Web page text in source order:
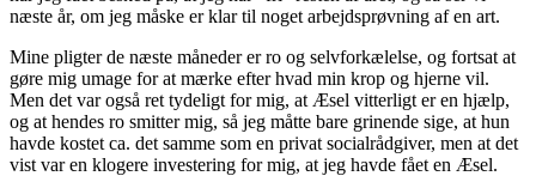
næste år, om jeg måske er klar til noget arbejdsprøvning af en art.
Mine pligter de næste måneder er ro og selvforkælelse, og fortsat at
gøre mig umage for at mærke efter hvad min krop og hjerne vil.
Men det var også ret tydeligt for mig, at Æsel vitterligt er en hjælp,
og at hendes ro smitter mig, så jeg måtte bare grinende sige, at hun
havde kostet ca. det samme som en privat socialrådgiver, men at det
vist var en klogere investering for mig, at jeg havde fået en Æsel.